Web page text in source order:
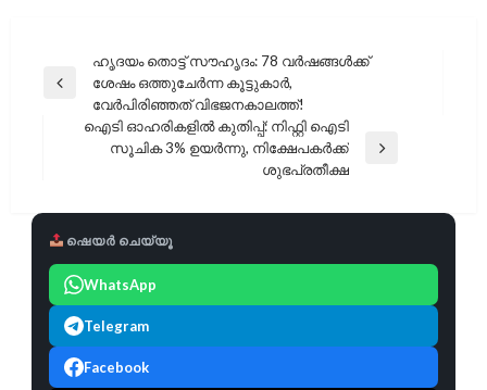
പോസ്റ്റുകളിലൂടെ
Previous
ഹൃദയം തൊട്ട് സൗഹൃദം: 78 വർഷങ്ങൾക്ക്
ശേഷം ഒത്തുചേർന്ന കൂട്ടുകാർ,
വേർപിരിഞ്ഞത് വിഭജനകാലത്ത്!
ഐടി ഓഹരികളിൽ കുതിപ്പ്: നിഫ്റ്റി ഐടി
സൂചിക 3% ഉയർന്നു, നിക്ഷേപകർക്ക്
ശുഭപ്രതീക്ഷ
ഷെയർ ചെയ്യൂ
WhatsApp
Telegram
Facebook